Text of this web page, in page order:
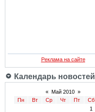
Реклама на сайте
Календарь новостей
« Май 2010 »
Пн
Вт Ср Чт Пт Сб
1